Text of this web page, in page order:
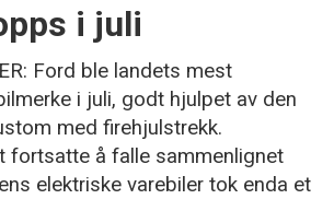
i juli
Ford ble landets mest
i juli, godt hjulpet av den
med firehjulstrekk.
fortsatte å falle sammenlignet
elektriske varebiler tok enda et